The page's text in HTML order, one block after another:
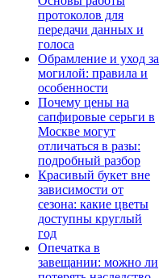
протоколов для
передачи данных и
голоса
Обрамление и уход за
могилой: правила и
особенности
Почему цены на
сапфировые серьги в
Москве могут
отличаться в разы:
подробный разбор
Красивый букет вне
зависимости от
сезона: какие цветы
доступны круглый
год
Опечатка в
завещании: можно ли